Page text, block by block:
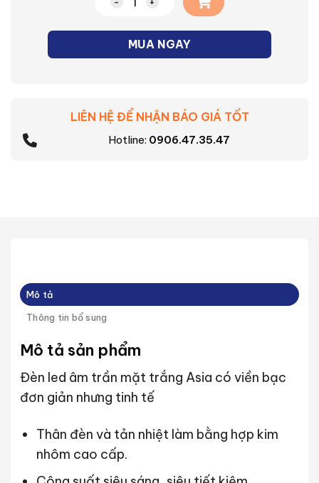
Đèn âm trần viền trắng thân nhôm
MUA NGAY
LIÊN HỆ ĐỂ NHẬN BÁO GIÁ TỐT
Hotline: 0906.47.35.47
Mô tả
Thông tin bổ sung
Mô tả sản phẩm
Đèn led âm trần mặt trắng Asia có viền bạc
đơn giản nhưng tinh tế
Thân đèn và tản nhiệt làm bằng hợp kim
nhôm cao cấp.